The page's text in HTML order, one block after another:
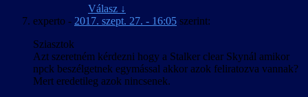
Válasz ↓
experto - 2017. szept. 27. - 16:05 szerint:
Sziasztok
Azt szeretném kérdezni hogy a Stalker clear Skynál amikor
npck beszélgetnek egymással akkor azok feliratozva vannak?
Mert eredetileg azok nincsenek.